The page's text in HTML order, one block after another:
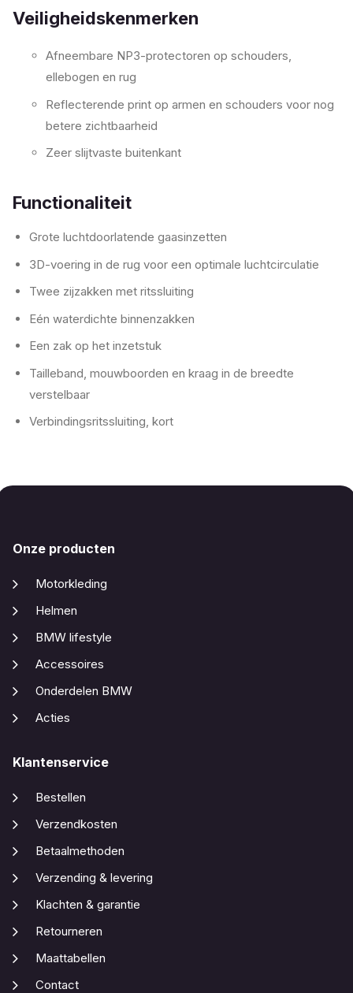
Veiligheidskenmerken
Afneembare NP3-protectoren op schouders,
ellebogen en rug
Reflecterende print op armen en schouders voor nog
betere zichtbaarheid
Zeer slijtvaste buitenkant
Functionaliteit
Grote luchtdoorlatende gaasinzetten
3D-voering in de rug voor een optimale luchtcirculatie
Twee zijzakken met ritssluiting
Eén waterdichte binnenzakken
Een zak op het inzetstuk
Tailleband, mouwboorden en kraag in de breedte
verstelbaar
Verbindingsritssluiting, kort
Onze producten
Motorkleding
Helmen
BMW lifestyle
Accessoires
Onderdelen BMW
Acties
Klantenservice
Bestellen
Verzendkosten
Betaalmethoden
Verzending & levering
Klachten & garantie
Retourneren
Maattabellen
Contact